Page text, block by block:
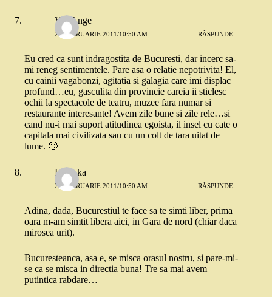
VertAnge
27 FEBRUARIE 2011/10:50 AM RĂSPUNDE
Eu cred ca sunt indragostita de Bucuresti, dar incerc sa-
mi reneg sentimentele. Pare asa o relatie nepotrivita! El,
cu cainii vagabonzi, agitatia si galagia care imi displac
profund…eu, gasculita din provincie careia ii sticlesc
ochii la spectacole de teatru, muzee fara numar si
restaurante interesante! Avem zile bune si zile rele…si
cand nu-i mai suport atitudinea egoista, il insel cu cate o
capitala mai civilizata sau cu un colt de tara uitat de
lume. 🙂
Ionouka
27 FEBRUARIE 2011/10:50 AM RĂSPUNDE
Adina, dada, Bucurestiul te face sa te simti liber, prima
oara m-am simtit libera aici, in Gara de nord (chiar daca
mirosea urit).
Bucuresteanca, asa e, se misca orasul nostru, si pare-mi-
se ca se misca in directia buna! Tre sa mai avem
putintica rabdare…